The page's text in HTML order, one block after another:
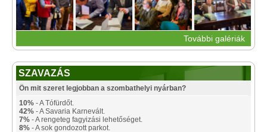
További galériák
SZAVAZÁS
Ön mit szeret legjobban a szombathelyi nyárban?
10% - A Tófürdőt.
42% - A Savaria Karnevált.
7% - A rengeteg fagyizási lehetőséget.
8% - A sok gondozott parkot.